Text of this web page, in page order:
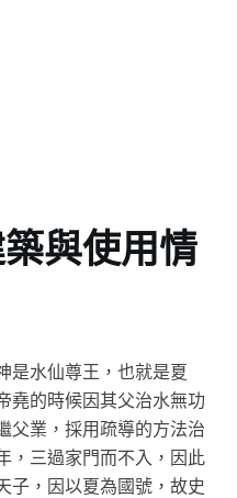
與使用情
是水仙尊王，也就是夏
堯的時候因其父治水無功
父業，採用疏導的方法治
，三過家門而不入，因此
子，因以夏為國號，故史